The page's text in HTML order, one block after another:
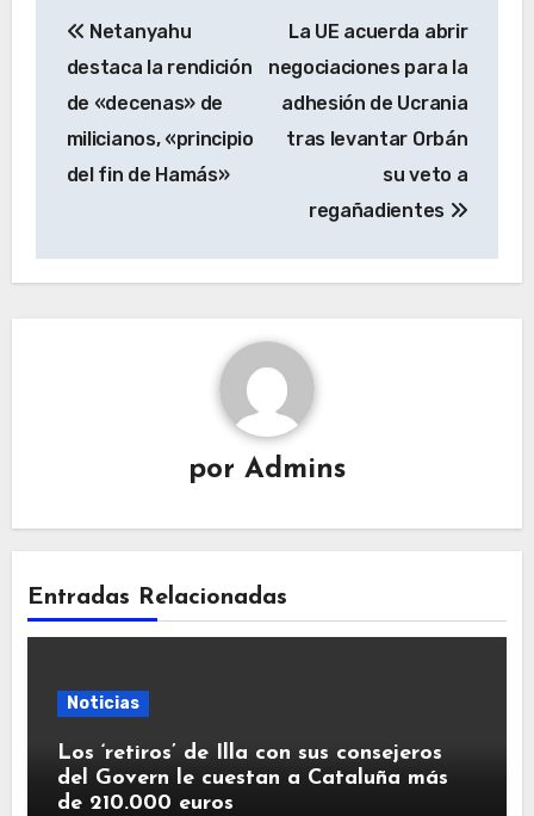
de
entradas
Netanyahu
destaca la rendición
de «decenas» de
milicianos, «principio
del fin de Hamás»
La UE acuerda abrir
negociaciones para la
adhesión de Ucrania
tras levantar Orbán
su veto a
regañadientes
por Admins
Entradas Relacionadas
Noticias
Los ‘retiros’ de Illa con sus consejeros
del Govern le cuestan a Cataluña más
de 210.000 euros